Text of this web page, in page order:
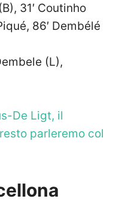
31′ Coutinho
86′ Dembélé
(L),
De Ligt, il
parleremo col